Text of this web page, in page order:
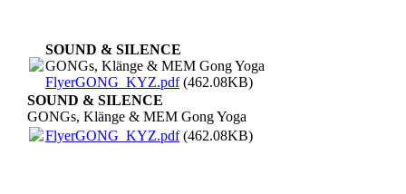
SOUND & SILENCE
GONGs, Klänge & MEM Gong Yoga
FlyerGONG_KYZ.pdf(462.08KB)
SOUND & SILENCE
GONGs, Klänge & MEM Gong Yoga
FlyerGONG_KYZ.pdf(462.08KB)